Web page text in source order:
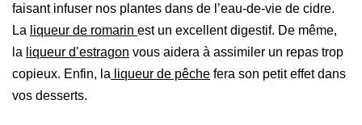
faisant infuser nos plantes dans de l’eau-de-vie de cidre.
La liqueur de romarin est un excellent digestif. De même,
la liqueur d’estragon vous aidera à assimiler un repas trop
copieux. Enfin, la liqueur de pêche fera son petit effet dans
vos desserts.